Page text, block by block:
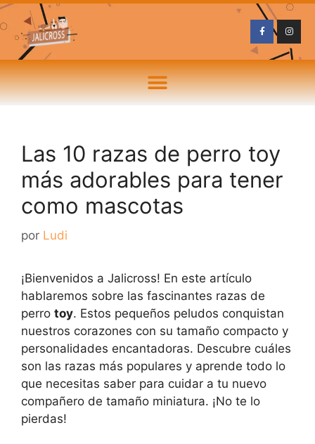
Las 10 razas de perro toy
más adorables para tener
como mascotas
por Ludi
¡Bienvenidos a Jalicross! En este artículo
hablaremos sobre las fascinantes razas de
perro toy. Estos pequeños peludos conquistan
nuestros corazones con su tamaño compacto y
personalidades encantadoras. Descubre cuáles
son las razas más populares y aprende todo lo
que necesitas saber para cuidar a tu nuevo
compañero de tamaño miniatura. ¡No te lo
pierdas!